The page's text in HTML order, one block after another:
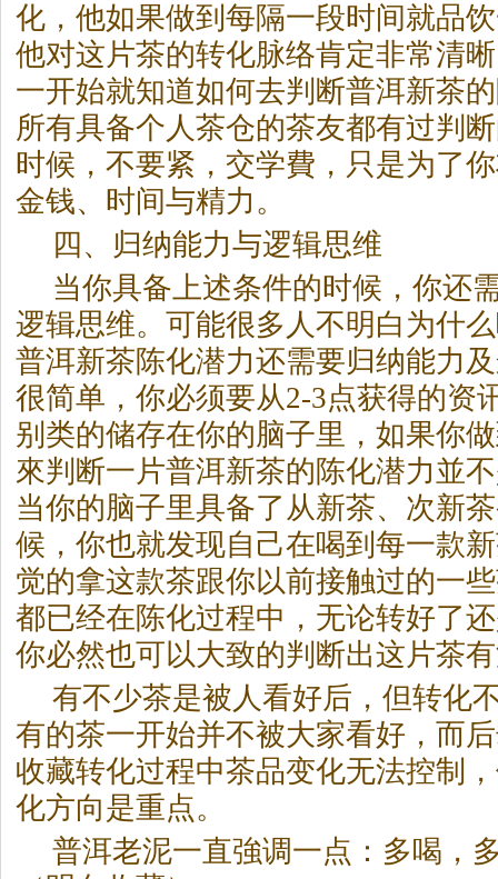
化，他如果做到每隔一段时间就品
他对这片茶的转化脉络肯定非常清
一开始就知道如何去判断普洱新茶
所有具备个人茶仓的茶友都有过判
时候，不要紧，交学費，只是为了
金钱、时间与精力。
四、归纳能力与逻辑思维
当你具备上述条件的时候，你还
逻辑思维。可能很多人不明白为什
普洱新茶陈化潜力还需要归纳能力
很简单，你必须要从2-3点获得的资
别类的储存在你的脑子里，如果你
來判断一片普洱新茶的陈化潜力並
当你的脑子里具备了从新茶、次新
候，你也就发现自己在喝到每一款
觉的拿这款茶跟你以前接触过的一
都已经在陈化过程中，无论转好了
你必然也可以大致的判断出这片茶
有不少茶是被人看好后，但转化
有的茶一开始并不被大家看好，而
收藏转化过程中茶品变化无法控制
化方向是重点。
普洱老泥一直強调一点：多喝，